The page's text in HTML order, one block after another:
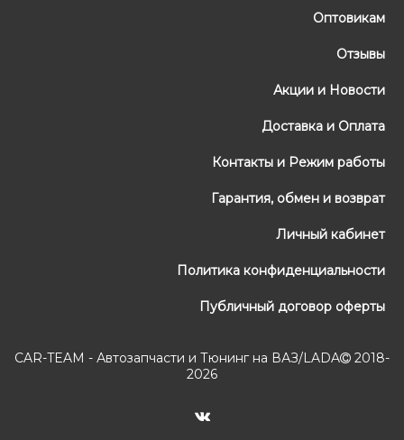
Оптовикам
Отзывы
Акции и Новости
Доставка и Оплата
Контакты и Режим работы
Гарантия, обмен и возврат
Личный кабинет
Политика конфиденциальности
Публичный договор оферты
CAR-TEAM - Автозапчасти и Тюнинг на ВАЗ/LADA
2018-
2026